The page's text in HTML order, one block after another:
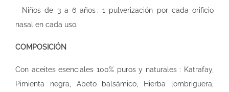
- Niños de 3 a 6 años : 1 pulverización por cada orificio
nasal en cada uso.
COMPOSICIÓN
Con aceites esenciales 100% puros y naturales : Katrafay,
Pimienta negra, Abeto balsámico, Hierba lombriguera,